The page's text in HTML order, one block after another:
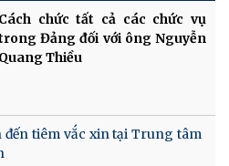
Cách chức tất cả các chức vụ
Đảng đối với ông Nguyễn
Quang Thiều
đến tiêm vắc xin tại Trung tâm